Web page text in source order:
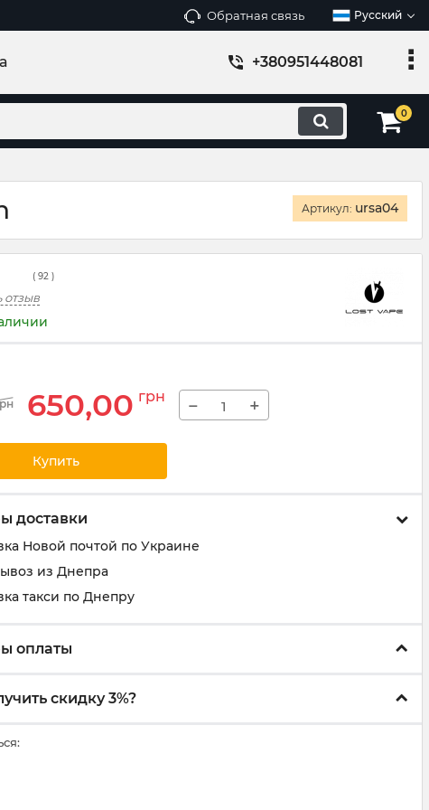
Обратная связь Русский
+380951448081
0
Артикул: ursa04
( 92 )
отзыв
650,00 грн − +
Купить
доставки
Новой почтой по Украине
из Днепра
такси по Днепру
оплаты
скидку 3%?